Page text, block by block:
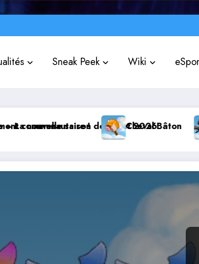
Sneak Peek Wiki
!
saison de Juillet 2026
Cheval Bâton